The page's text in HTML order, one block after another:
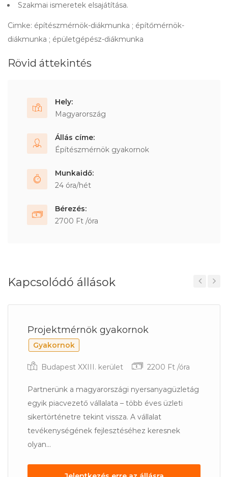
Szakmai ismeretek elsajátítása.
Cimke: építészmérnök-diákmunka ; építőmérnök-
diákmunka ; épületgépész-diákmunka
Rövid áttekintés
Hely:
Magyarország
Állás címe:
Építészmérnök gyakornok
Munkaidő:
24 óra/hét
Bérezés:
2700 Ft /óra
Kapcsolódó állások
Projektmérnök gyakornok
Gyakornok
Budapest XXIII. kerület 2200 Ft /óra
Partnerünk a magyarországi nyersanyagüzletág
egyik piacvezető vállalata – több éves üzleti
sikertörténetre tekint vissza. A vállalat
tevékenységének fejlesztéséhez keresnek
olyan...